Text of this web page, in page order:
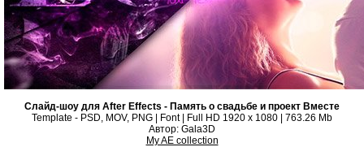
Слайд-шоу для After Effects - Память о свадьбе и проект Вместе
Template - PSD, MOV, PNG | Font | Full HD 1920 x 1080 | 763.26 Mb
Автор: Gala3D
My AE collection